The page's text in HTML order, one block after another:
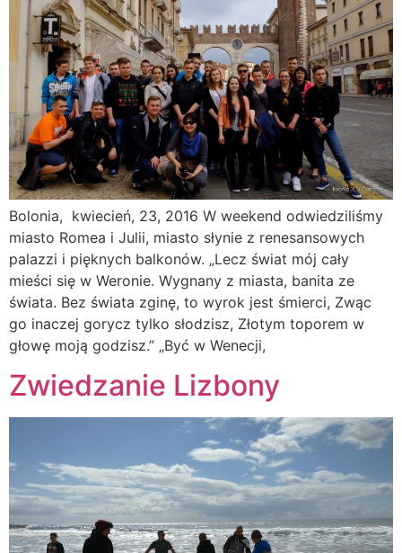
Bolonia, kwiecień, 23, 2016 W weekend odwiedziliśmy
miasto Romea i Julii, miasto słynie z renesansowych
palaz­zi i pięknych balkonów. „Lecz świat mój cały
mieści się w Weronie. Wygnany z miasta, banita ze
świata. Bez świata zginę, to wyrok jest śmierci, Zwąc
go inaczej gorycz tylko słodzisz, Złotym toporem w
głowę moją godzisz.” „Być w Wenecji,
Zwiedzanie Lizbony